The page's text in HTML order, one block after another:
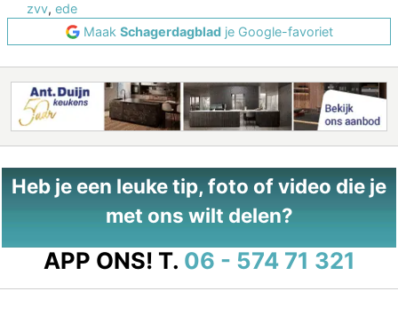
zvv, ede
Maak Schagerdagbladje Google-favoriet
Heb je een leuke tip, foto of video die je
met ons wilt delen?
APP ONS! T. 06 - 574 71 321